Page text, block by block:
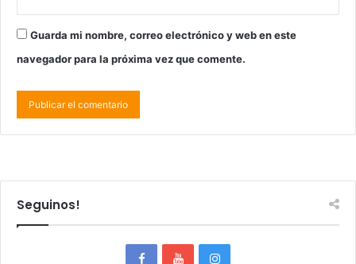
Guarda mi nombre, correo electrónico y web en este
navegador para la próxima vez que comente.
Seguinos!